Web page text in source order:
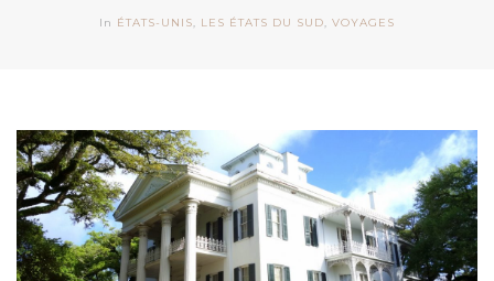
In ÉTATS-UNIS, LES ÉTATS DU SUD, VOYAGES